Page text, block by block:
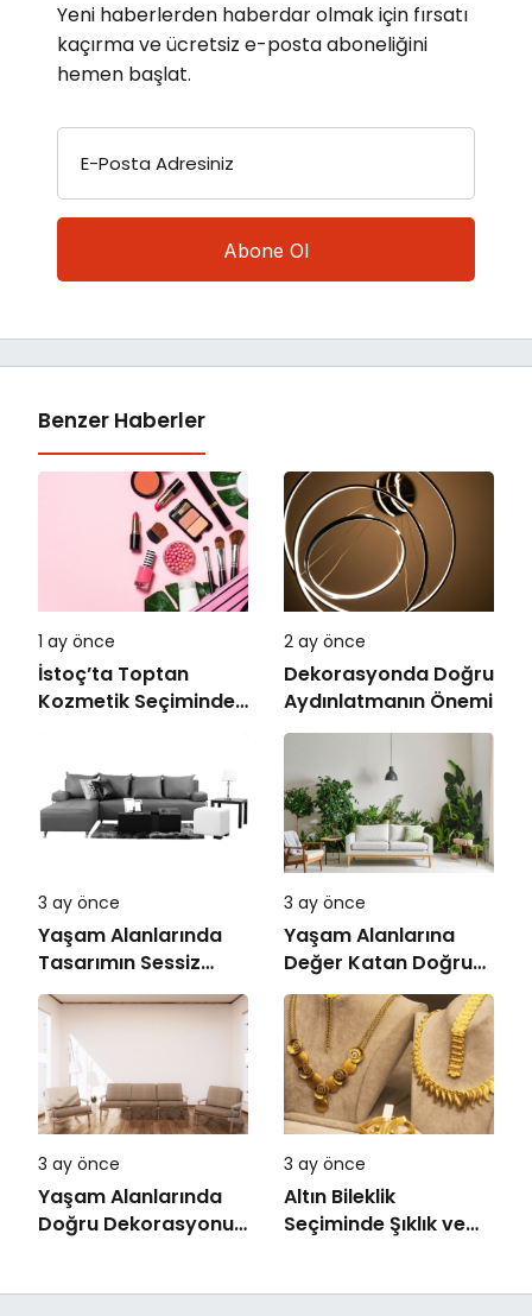
Yeni haberlerden haberdar olmak için fırsatı
kaçırma ve ücretsiz e-posta aboneliğini
hemen başlat.
E-Posta Adresiniz
Benzer Haberler
1 ay önce
İstoç’ta Toptan
Kozmetik Seçiminde
2 ay önce
Dekorasyonda Doğru
Aydınlatmanın Önemi
3 ay önce
Yaşam Alanlarında
Tasarımın Sessiz
Gücü
3 ay önce
Yaşam Alanlarına
Değer Katan Doğru
Mobilya Seçimi
3 ay önce
Yaşam Alanlarında
Doğru Dekorasyonun
3 ay önce
Altın Bileklik
Seçiminde Şıklık ve